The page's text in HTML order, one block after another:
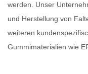
werden. Unser
und Herstellung von
weiteren
Gummimaterialien wie